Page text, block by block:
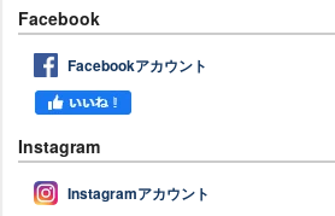
Facebook
Facebookアカウント
Instagram
Instagramアカウント